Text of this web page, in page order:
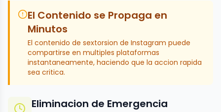
El Contenido se Propaga en
Minutos
El contenido de sextorsion de Instagram puede
compartirse en multiples plataformas
instantaneamente, haciendo que la accion rapida
sea critica.
Eliminacion de Emergencia